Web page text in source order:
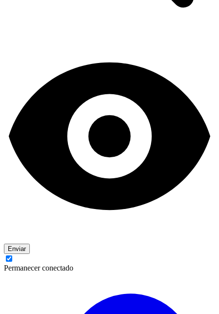
Enviar
Permanecer conectado